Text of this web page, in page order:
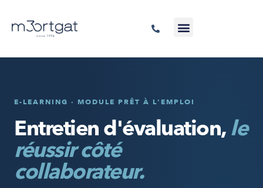
E-LEARNING · MODULE PRÊT À L'EMPLOI
Entretien d'évaluation,le
réussir côté
collaborateur.